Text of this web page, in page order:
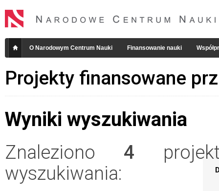
O Narodowym Centrum Nauki Finansowanie nauki
Projekty finansowane
Wyniki wyszukiwania
Znaleziono 4
wyszukiwania: